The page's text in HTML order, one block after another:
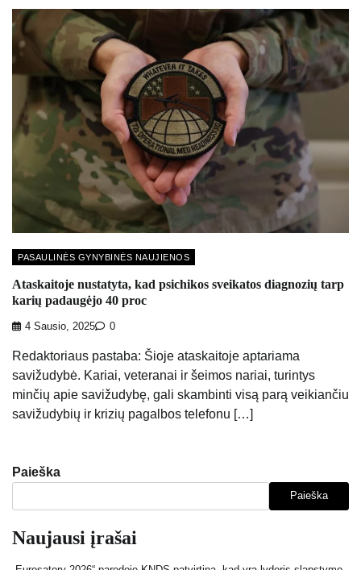
PASAULINĖS GYNYBINĖS NAUJIENOS
Ataskaitoje nustatyta, kad psichikos sveikatos diagnozių tarp
karių padaugėjo 40 proc
4 Sausio, 2025 0
Redaktoriaus pastaba: Šioje ataskaitoje aptariama
savižudybė. Kariai, veteranai ir šeimos nariai, turintys
minčių apie savižudybę, gali skambinti visą parą veikiančiu
savižudybių ir krizių pagalbos telefonu […]
Paieška
Paieška
Naujausi įrašai